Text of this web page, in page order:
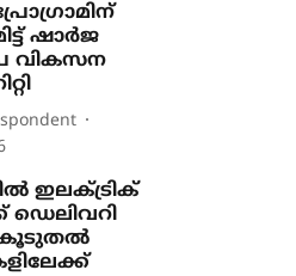
ഷാർജ
വികസന
ഇലക്‌ട്രിക്
കൂടുതൽ